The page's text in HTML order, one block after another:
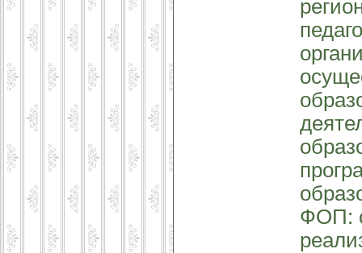
ФОП: